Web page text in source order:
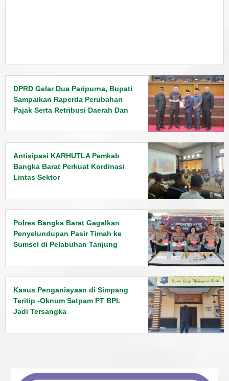
DPRD Gelar Dua Paripurna, Bupati
Sampaikan Raperda Perubahan
Pajak Serta Retribusi Daerah Dan
PPAS Tahun 2026
Antisipasi KARHUTLA Pemkab
Bangka Barat Perkuat Kordinasi
Lintas Sektor
Polres Bangka Barat Gagalkan
Penyelundupan Pasir Timah ke
Sumsel di Pelabuhan Tanjung
Kasus Penganiayaan di Simpang
Teritip -Oknum Satpam PT BPL
Jadi Tersangka